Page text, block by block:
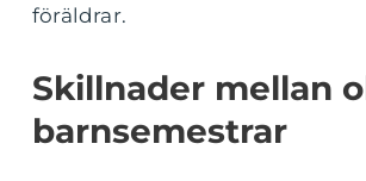
föräldrar.
Skillnader mellan
barnsemestrar